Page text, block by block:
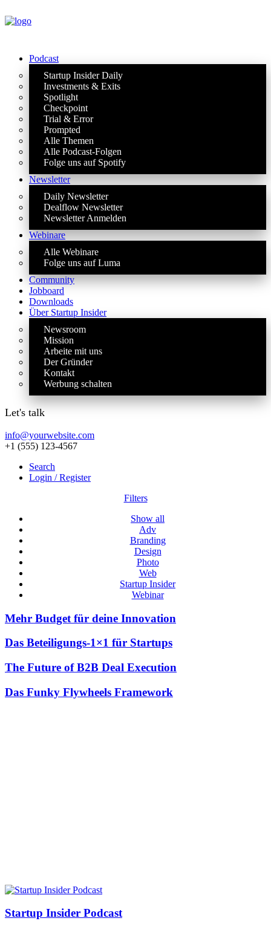
Podcast
Startup Insider Daily
Investments & Exits
Spotlight
Checkpoint
Trial & Error
Prompted
Alle Themen
Alle Podcast-Folgen
Folge uns auf Spotify
Newsletter
Daily Newsletter
Dealflow Newsletter
Newsletter Anmelden
Webinare
Alle Webinare
Folge uns auf Luma
Community
Jobboard
Downloads
Über Startup Insider
Newsroom
Mission
Arbeite mit uns
Der Gründer
Kontakt
Werbung schalten
Let's talk
info@yourwebsite.com
+1 (555) 123-4567
Search
Login / Register
Filters
Show all
Adv
Branding
Design
Photo
Web
Startup Insider
Webinar
Mehr Budget für deine Innovation
Das Beteiligungs-1×1 für Startups
The Future of B2B Deal Execution
Das Funky Flywheels Framework
Startup Insider Podcast